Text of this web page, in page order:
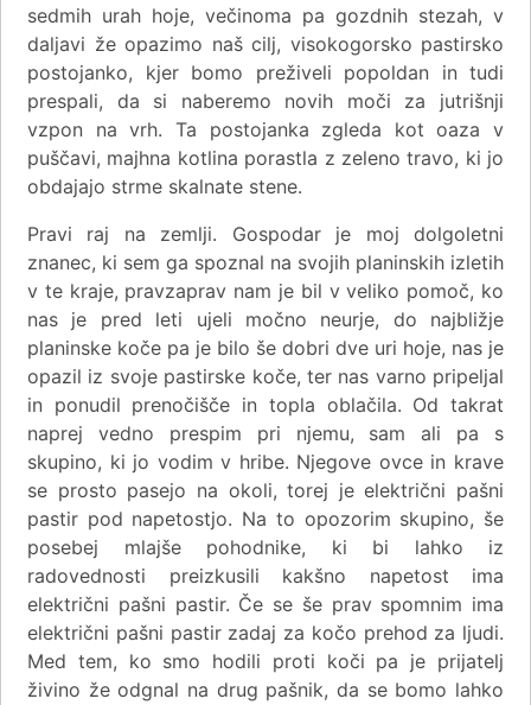
sedmih urah hoje, večinoma pa gozdnih stezah, v
daljavi že opazimo naš cilj, visokogorsko pastirsko
postojanko, kjer bomo preživeli popoldan in tudi
prespali, da si naberemo novih moči za jutrišnji
vzpon na vrh. Ta postojanka zgleda kot oaza v
puščavi, majhna kotlina porastla z zeleno travo, ki jo
obdajajo strme skalnate stene.
Pravi raj na zemlji. Gospodar je moj dolgoletni
znanec, ki sem ga spoznal na svojih planinskih izletih
v te kraje, pravzaprav nam je bil v veliko pomoč, ko
nas je pred leti ujeli močno neurje, do najbližje
planinske koče pa je bilo še dobri dve uri hoje, nas je
opazil iz svoje pastirske koče, ter nas varno pripeljal
in ponudil prenočišče in topla oblačila. Od takrat
naprej vedno prespim pri njemu, sam ali pa s
skupino, ki jo vodim v hribe. Njegove ovce in krave
se prosto pasejo na okoli, torej je električni pašni
pastir pod napetostjo. Na to opozorim skupino, še
posebej mlajše pohodnike, ki bi lahko iz
radovednosti preizkusili kakšno napetost ima
električni pašni pastir. Če se še prav spomnim ima
električni pašni pastirzadaj za kočo prehod za ljudi.
Med tem, ko smo hodili proti koči pa je prijatelj
živino že odgnal na drug pašnik, da se bomo lahko